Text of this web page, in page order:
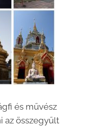
és művész
az összegyűlt